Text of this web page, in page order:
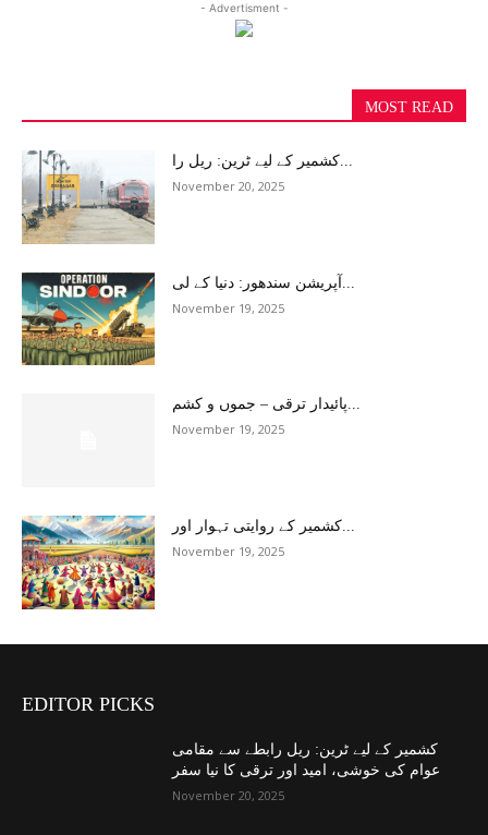
- Advertisment -
MOST READ
کشمیر کے لیے ٹرین: ریل را...
November 20, 2025
November 19, 2025
پائیدار ترقی – جموں و کشم...
November 19, 2025
کشمیر کے روایتی تہوار اور...
November 19, 2025
EDITOR PICKS
کشمیر کے لیے ٹرین: ریل رابطے سے مقامی
عوام کی خوشی، امید اور ترقی کا نیا سفر
November 20, 2025